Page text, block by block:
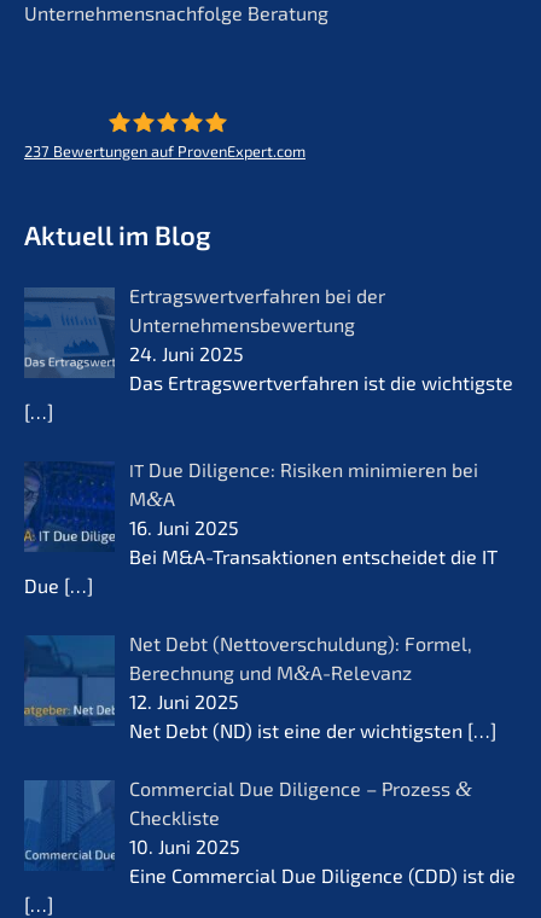
Unternehmensnachfolge Beratung
237 Bewertungen auf ProvenExpert.com
Aktuell im Blog
Ertrags­wert­ver­fah­ren bei der
Unternehmensbewertung
24. Juni 2025
Das Ertrags­wert­ver­fah­ren ist die wichtigs­te
[…]
IT Due Diligence: Risiken minimie­ren bei
M&A
16. Juni 2025
Bei M&A-Transaktionen entschei­det die IT
Due […]
Net Debt (Netto­ver­schul­dung): Formel,
Berech­nung und M&A-Relevanz
12. Juni 2025
Net Debt (ND) ist eine der wichtigs­ten […]
Commer­cial Due Diligence – Prozess &
Checkliste
10. Juni 2025
Eine Commer­cial Due Diligence (CDD) ist die
[…]